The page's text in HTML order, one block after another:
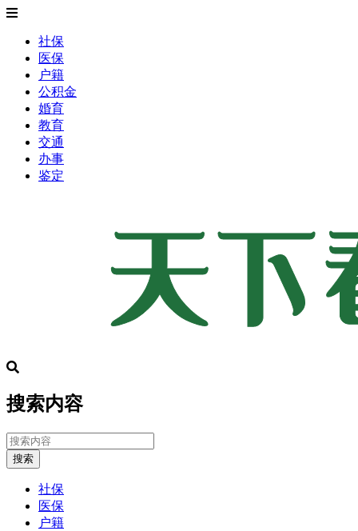
社保
医保
户籍
公积金
婚育
教育
交通
办事
鉴定
搜索内容
搜索
社保
医保
户籍